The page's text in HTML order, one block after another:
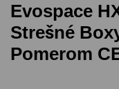
Evospace
Strešné
Pomerom